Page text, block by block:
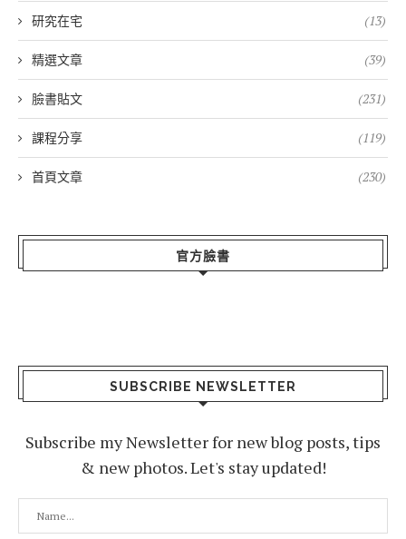
研究在宅 (13)
精選文章 (39)
臉書貼文 (231)
課程分享 (119)
首頁文章 (230)
官方臉書
SUBSCRIBE NEWSLETTER
Subscribe my Newsletter for new blog posts, tips
& new photos. Let's stay updated!